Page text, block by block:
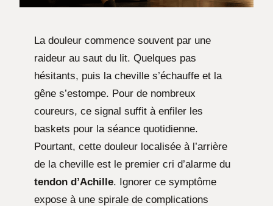
La douleur commence souvent par une
raideur au saut du lit. Quelques pas
hésitants, puis la cheville s’échauffe et la
gêne s’estompe. Pour de nombreux
coureurs, ce signal suffit à enfiler les
baskets pour la séance quotidienne.
Pourtant, cette douleur localisée à l’arrière
de la cheville est le premier cri d’alarme du
tendon d’Achille. Ignorer ce symptôme
expose à une spirale de complications